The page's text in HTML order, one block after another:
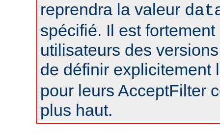
reprendra la valeur
spécifié. Il est
utilisateurs des
de définir explicitement
pour leurs AcceptFilter
plus haut.